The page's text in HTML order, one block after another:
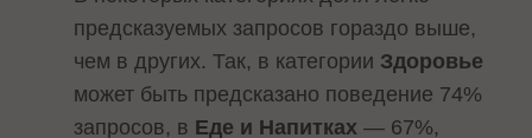
предсказуемых запросов гораздо выше,
чем в других. Так, в категории Здоровье
может быть предсказано поведение 74%
запросов, в Еде и Напитках — 67%,